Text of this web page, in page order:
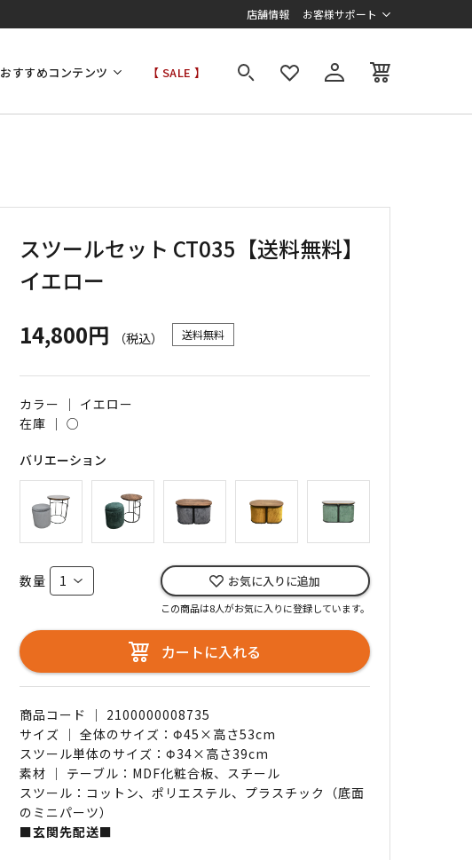
店舗情報 お客様サポート
おすすめコンテンツ 【 SALE 】
スツールセット CT035【送料無料】
イエロー
14,800円
（税込） 送料無料
カラー ｜ イエロー
在庫 ｜○
バリエーション
数量 お気に入りに追加
この商品は8人がお気に入りに登録しています。
カートに入れる
商品コード ｜ 2100000008735
サイズ ｜ 全体のサイズ：Φ45×高さ53cm
スツール単体のサイズ：Φ34×高さ39cm
素材 ｜ テーブル：MDF化粧合板、スチール
スツール：コットン、ポリエステル、プラスチック（底面
のミニパーツ）
■玄関先配送■